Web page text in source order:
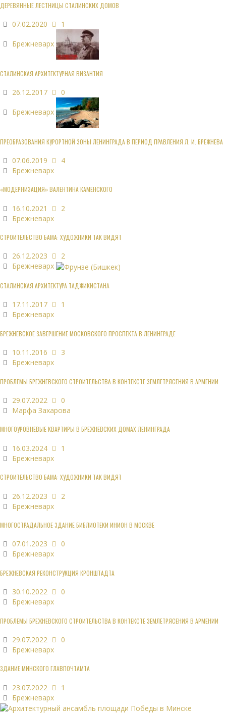
ДЕРЕВЯННЫЕ ЛЕСТНИЦЫ СТАЛИНСКИХ ДОМОВ
07.02.2020 1
Брежневарх
СТАЛИНСКАЯ АРХИТЕКТУРНАЯ ВИЗАНТИЯ
26.12.2017 0
Брежневарх
ПРЕОБРАЗОВАНИЯ КУРОРТНОЙ ЗОНЫ ЛЕНИНГРАДА В ПЕРИОД ПРАВЛЕНИЯ Л. И. БРЕЖНЕВА
07.06.2019
4
Брежневарх
«МОДЕРНИЗАЦИЯ» ВАЛЕНТИНА КАМЕНСКОГО
16.10.2021
2
Брежневарх
СТРОИТЕЛЬСТВО БАМА: ХУДОЖНИКИ ТАК ВИДЯТ
26.12.2023
2
Брежневарх
СТАЛИНСКАЯ АРХИТЕКТУРА ТАДЖИКИСТАНА
17.11.2017
1
Брежневарх
БРЕЖНЕВСКОЕ ЗАВЕРШЕНИЕ МОСКОВСКОГО ПРОСПЕКТА В ЛЕНИНГРАДЕ
10.11.2016
3
Брежневарх
ПРОБЛЕМЫ БРЕЖНЕВСКОГО СТРОИТЕЛЬСТВА В КОНТЕКСТЕ ЗЕМЛЕТРЯСЕНИЯ В АРМЕНИИ
29.07.2022
0
Марфа Захарова
МНОГОУРОВНЕВЫЕ КВАРТИРЫ В БРЕЖНЕВСКИХ ДОМАХ ЛЕНИНГРАДА
16.03.2024
1
Брежневарх
СТРОИТЕЛЬСТВО БАМА: ХУДОЖНИКИ ТАК ВИДЯТ
26.12.2023
2
Брежневарх
МНОГОСТРАДАЛЬНОЕ ЗДАНИЕ БИБЛИОТЕКИ ИНИОН В МОСКВЕ
07.01.2023
0
Брежневарх
БРЕЖНЕВСКАЯ РЕКОНСТРУКЦИЯ КРОНШТАДТА
30.10.2022
0
Брежневарх
ПРОБЛЕМЫ БРЕЖНЕВСКОГО СТРОИТЕЛЬСТВА В КОНТЕКСТЕ ЗЕМЛЕТРЯСЕНИЯ В АРМЕНИИ
29.07.2022
0
Брежневарх
ЗДАНИЕ МИНСКОГО ГЛАВПОЧТАМТА
23.07.2022
1
Брежневарх